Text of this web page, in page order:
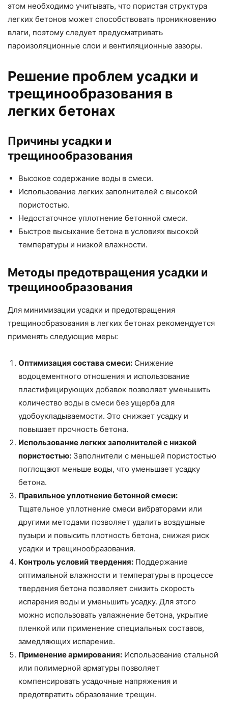
этом необходимо учитывать, что пористая структура
легких бетонов может способствовать проникновению
влаги, поэтому следует предусматривать
пароизоляционные слои и вентиляционные зазоры.
Решение проблем усадки и
трещинообразования в
легких бетонах
Причины усадки и
трещинообразования
Высокое содержание воды в смеси.
Использование легких заполнителей с высокой
пористостью.
Недостаточное уплотнение бетонной смеси.
Быстрое высыхание бетона в условиях высокой
температуры и низкой влажности.
Методы предотвращения усадки и
трещинообразования
Для минимизации усадки и предотвращения
трещинообразования в легких бетонах рекомендуется
применять следующие меры:
Оптимизация состава смеси: Снижение
водоцементного отношения и использование
пластифицирующих добавок позволяет уменьшить
количество воды в смеси без ущерба для
удобоукладываемости. Это снижает усадку и
повышает прочность бетона.
Использование легких заполнителей с низкой
пористостью: Заполнители с меньшей пористостью
поглощают меньше воды, что уменьшает усадку
бетона.
Правильное уплотнение бетонной смеси:
Тщательное уплотнение смеси вибраторами или
другими методами позволяет удалить воздушные
пузыри и повысить плотность бетона, снижая риск
усадки и трещинообразования.
Контроль условий твердения: Поддержание
оптимальной влажности и температуры в процессе
твердения бетона позволяет снизить скорость
испарения воды и уменьшить усадку. Для этого
можно использовать увлажнение бетона, укрытие
пленкой или применение специальных составов,
замедляющих испарение.
Применение армирования: Использование стальной
или полимерной арматуры позволяет
компенсировать усадочные напряжения и
предотвратить образование трещин.